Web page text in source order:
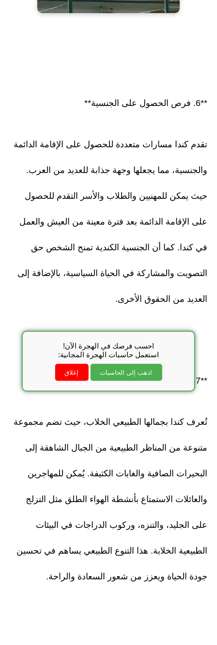
**6. فرص الحصول على الجنسية**
تقدم كندا مسارات متعددة للحصول على الإقامة الدائمة
والجنسية، مما يجعلها وجهة جذابة للعديد من العرب.
حيث يمكن للمهنيين والطلاب والأسر التقدم للحصول
على الإقامة الدائمة بعد فترة معينة من العيش والعمل
في كندا. كما أن الجنسية الكندية تمنح الشخص حق
التصويت والمشاركة في الحياة السياسية، بالإضافة إلى
العديد من الحقوق الأخرى.
**7. البيئة الطبيعية والجغرافية المتنوعة**
تُعرف كندا بجمالها الطبيعي الخلاب، حيث تضم مجموعة
متنوعة من المناظر الطبيعية من الجبال الشاهقة إلى
البحيرات الصافية والغابات الكثيفة. يُمكن للمهاجرين
والعائلات الاستمتاع بأنشطة الهواء الطلق مثل التزلج
على الجليد، والتنزه، وركوب الدراجات في البيئات
الطبيعية الخلابة. هذا التنوع الطبيعي يساهم في تحسين
جودة الحياة ويعزز من شعور السعادة والراحة.
احسب فرصك في الهجرة الآن!
استعمل حاسبات الهجرة المجانية:
اذهب إلى الحاسبات إغلاق